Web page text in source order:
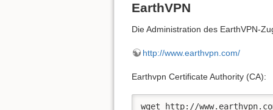
EarthVPN
Die Administration des EarthVPN-
http://www.earthvpn.com/
Earthvpn Certificate Authority (CA):
wget http://